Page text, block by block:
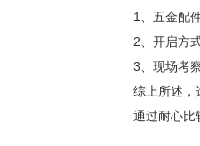
1、五金配件
2、开启方式
3、现场考察
综上所述，选
通过耐心比较